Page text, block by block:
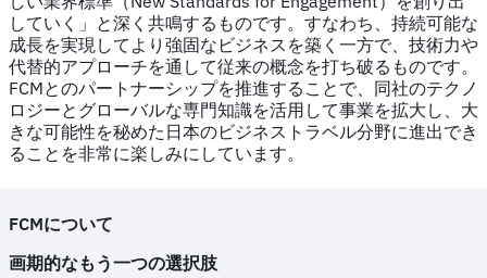
していく」と深く共鳴するものです。すなわち、持続可能な
成長を実現してより強固なビジネスを築く一方で、技術力や
代替的アプローチを通して従来の概念を打ち破るものです。
FCMとのパートナーシップを推進することで、同社のテクノ
ロジーとグローバルな専門知識を活用して事業を拡大し、大
きな可能性を秘めた日本のビジネストラベル分野に進出でき
ることを非常に楽しみにしています。
FCMについて
画期的なもう一つの選択肢